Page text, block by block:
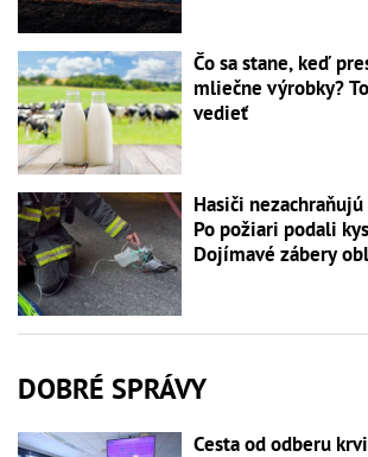
Čo sa stane, keď
mliečne výrobky?
vedieť
Hasiči
Po požiari podali
Dojímavé zábery
DOBRÉ SPRÁVY
Cesta od odberu